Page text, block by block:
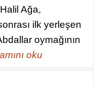
Ağa,
ilk yerleşen
oymağının
oku